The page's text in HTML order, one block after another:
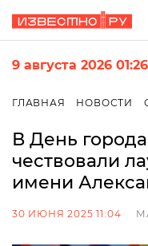
9 августа 2026 01:26
ГЛАВНАЯ НОВОСТИ
В День
чествовали
имени
30 ИЮНЯ 2025 11:04